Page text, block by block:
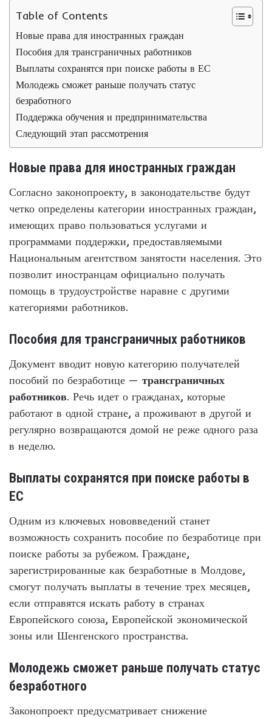
Table of Contents
Новые права для иностранных граждан
Пособия для трансграничных работников
Выплаты сохранятся при поиске работы в ЕС
Молодежь сможет раньше получать статус
безработного
Поддержка обучения и предпринимательства
Следующий этап рассмотрения
Новые права для иностранных граждан
Согласно законопроекту, в законодательстве будут
четко определены категории иностранных граждан,
имеющих право пользоваться услугами и
программами поддержки, предоставляемыми
Национальным агентством занятости населения. Это
позволит иностранцам официально получать
помощь в трудоустройстве наравне с другими
категориями работников.
Пособия для трансграничных работников
Документ вводит новую категорию получателей
пособий по безработице — трансграничных
работников. Речь идет о гражданах, которые
работают в одной стране, а проживают в другой и
регулярно возвращаются домой не реже одного раза
в неделю.
Выплаты сохранятся при поиске работы в
ЕС
Одним из ключевых нововведений станет
возможность сохранить пособие по безработице при
поиске работы за рубежом. Граждане,
зарегистрированные как безработные в Молдове,
смогут получать выплаты в течение трех месяцев,
если отправятся искать работу в странах
Европейского союза, Европейской экономической
зоны или Шенгенского пространства.
Молодежь сможет раньше получать статус
безработного
Законопроект предусматривает снижение